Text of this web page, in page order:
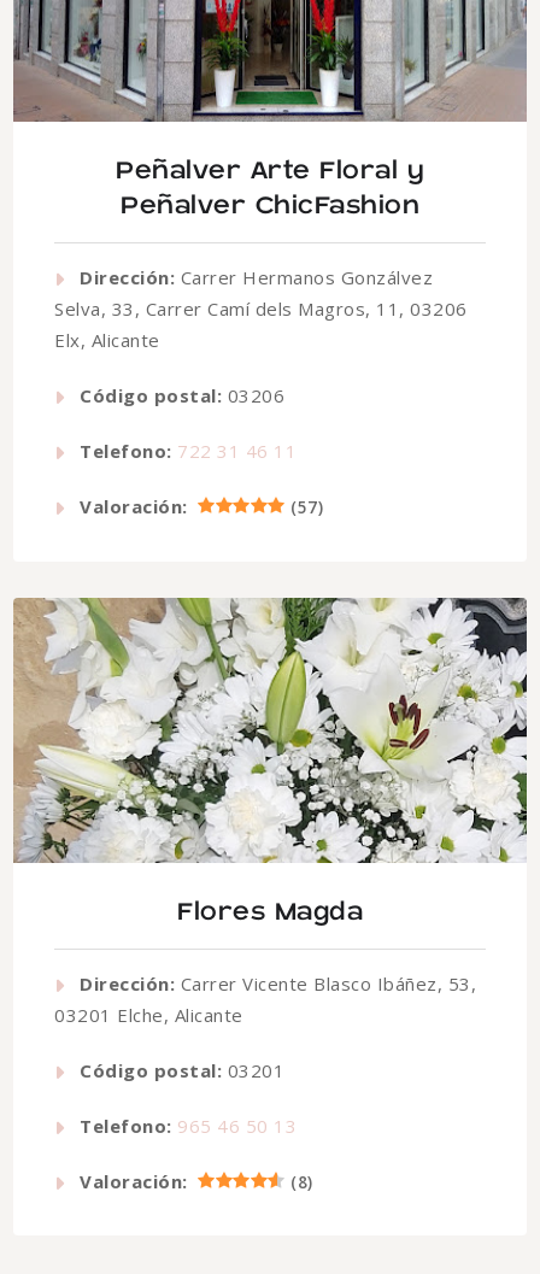
Peñalver Arte Floral y
Peñalver ChicFashion
Dirección: Carrer Hermanos Gonzálvez
Selva, 33, Carrer Camí dels Magros, 11, 03206
Elx, Alicante
Código postal: 03206
Telefono: 722 31 46 11
Valoración: (57)
Flores Magda
Dirección: Carrer Vicente Blasco Ibáñez, 53,
03201 Elche, Alicante
Código postal: 03201
Telefono: 965 46 50 13
Valoración: (8)